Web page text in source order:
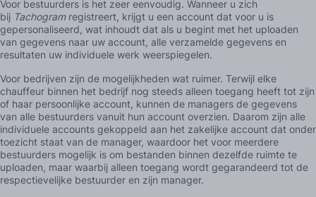
Voor bestuurders is het zeer eenvoudig. Wanneer u zich
bij Tachogramregistreert, krijgt u een account dat voor u is
gepersonaliseerd, wat inhoudt dat als u begint met het uploaden
van gegevens naar uw account, alle verzamelde gegevens en
resultaten uw individuele werk weerspiegelen.
Voor bedrijven zijn de mogelijkheden wat ruimer. Terwijl elke
chauffeur binnen het bedrijf nog steeds alleen toegang heeft tot zijn
of haar persoonlijke account, kunnen de managers de gegevens
van alle bestuurders vanuit hun account overzien. Daarom zijn alle
individuele accounts gekoppeld aan het zakelijke account dat onder
toezicht staat van de manager, waardoor het voor meerdere
bestuurders mogelijk is om bestanden binnen dezelfde ruimte te
uploaden, maar waarbij alleen toegang wordt gegarandeerd tot de
respectievelijke bestuurder en zijn manager.